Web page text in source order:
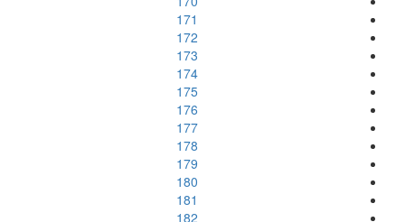
171
172
173
174
175
176
177
178
179
180
181
182